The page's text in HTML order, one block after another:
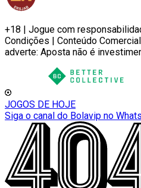
+18 | Jogue com
Condições | Conteúdo
adverte: Aposta não é
JOGOS DE HOJE
Siga o canal do Bolavip no